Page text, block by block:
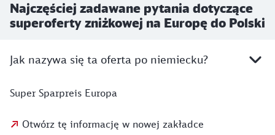
Najczęściej zadawane pytania dotyczące
superoferty zniżkowej na Europę do Polski
Jak nazywa się ta oferta po niemiecku?
Super Sparpreis Europa
Otwórz tę informację w nowej zakładce